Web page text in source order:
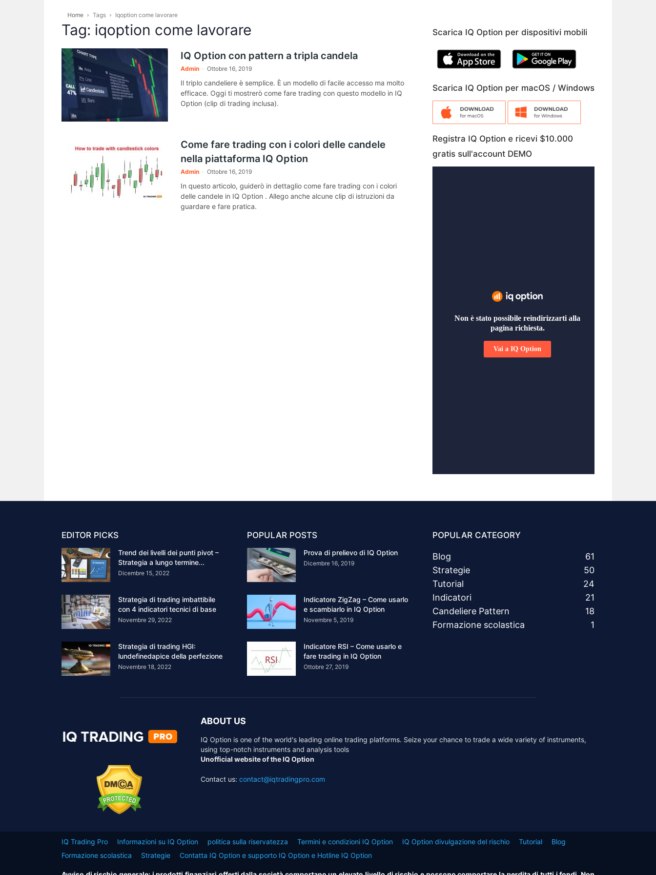
Home Tags Iqoption come lavorare
Tag: iqoption come lavorare
IQ Option con pattern a tripla candela
Admin - Ottobre 16, 2019
Il triplo candeliere è semplice. È un modello di facile accesso ma molto
efficace. Oggi ti mostrerò come fare trading con questo modello in IQ
Option (clip di trading inclusa).
Come fare trading con i colori delle candele
nella piattaforma IQ Option
Admin - Ottobre 16, 2019
In questo articolo, guiderò in dettaglio come fare trading con i colori
delle candele in IQ Option . Allego anche alcune clip di istruzioni da
guardare e fare pratica.
Scarica IQ Option per dispositivi mobili
Scarica IQ Option per macOS / Windows
Registra IQ Option e ricevi $10.000
gratis sull'account DEMO
EDITOR PICKS
Trend dei livelli dei punti pivot –
Strategia a lungo termine...
Dicembre 15, 2022
Strategia di trading imbattibile
con 4 indicatori tecnici di base
Novembre 29, 2022
Strategia di trading HGI:
lundefinedapice della perfezione
Novembre 18, 2022
POPULAR POSTS
Prova di prelievo di IQ Option
Dicembre 16, 2019
Indicatore ZigZag – Come usarlo
e scambiarlo in IQ Option
Novembre 5, 2019
Indicatore RSI – Come usarlo e
fare trading in IQ Option
Ottobre 27, 2019
POPULAR CATEGORY
Blog
61
Strategie
50
Tutorial
24
Indicatori
21
Candeliere Pattern
18
Formazione scolastica
1
ABOUT US
IQ Option is one of the world's leading online trading platforms. Seize your chance to trade a wide variety of instruments,
using top-notch instruments and analysis tools
Unofficial website of the IQ Option
Contact us: contact@iqtradingpro.com
IQ Trading Pro Informazioni su IQ Option politica sulla riservatezza Termini e condizioni IQ Option IQ Option divulgazione del rischio Tutorial
Blog
Formazione scolastica
Strategie Contatta IQ Option e supporto IQ Option e Hotline IQ Option